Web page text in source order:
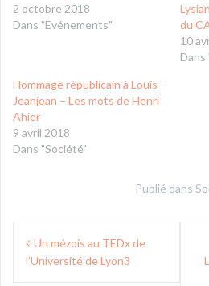
2 octobre 2018
Dans "Evénements"
du
10
Dans
Hommage républicain à Louis
Jeanjean – Les mots de Henri
Ahier
9 avril 2018
Dans "Société"
Publié dans
Navigation
deUn mézois au TEDx de
l’Université de Lyon3